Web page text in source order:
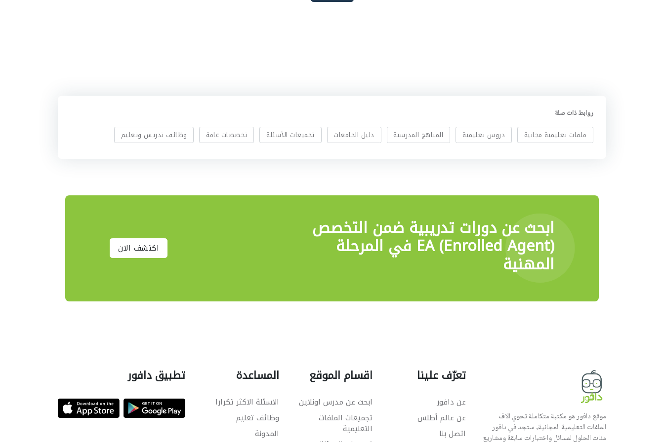
روابط ذات صلة
ملفات تعليمية مجانية دروس تعليمية المناهج المدرسية دليل الجامعات تجميعات الأسئلة تخصصات عامة وظائف تدريس وتعليم
ابحث عن دورات تدريبية ضمن التخصص
EA (Enrolled Agent) في المرحلة
المهنية
اكتشف الان
موقع دافور هو مكتبة متكاملة تحوي الاف
الملفات التعليمية المجانية, ستجد في دافور
مئات الحلول لمسائل واختبارات سابقة ومشاريع
تعرّف علينا
عن دافور
عن عالم أطلس
اتصل بنا
اقسام الموقع
ابحث عن مدرس اونلاين
تجميعات الملفات
التعليمية
المساعدة
الاسئلة الاكثر تكرارا
وظائف تعليم
المدونة
تطبيق دافور